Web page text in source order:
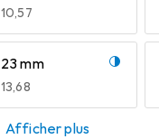
EUR
10,57
23 mm
EUR
13,68
36 mm
EUR
22,70
Afficher plus